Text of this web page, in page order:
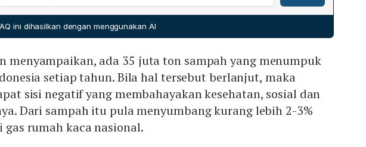
sampah nasional. Pemerintah akan mengesahkan Perpres baru yang
masih mengandalkan open dumping, dan mempermudah pengembangan teknologi
prioritas seperti Jakarta, Bandung, Bali, Semarang, Surabaya, dan
Makassar.
ini dihasilkan dengan menggunakan AI
menyampaikan, ada 35 juta ton sampah yang menumpuk
setiap tahun. Bila hal tersebut berlanjut, maka
sisi negatif yang membahayakan kesehatan, sosial dan
Dari sampah itu pula menyumbang kurang lebih 2-3%
gas rumah kaca nasional.